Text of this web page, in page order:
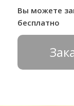
Вы можете
бесплатно